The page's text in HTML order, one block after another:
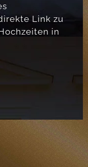
Link zu
in